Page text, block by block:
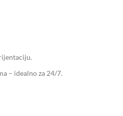
– idealno za 24/7.